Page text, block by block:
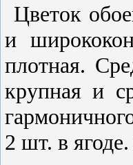
Цветок
и
плотная.
крупная и
2 шт. в